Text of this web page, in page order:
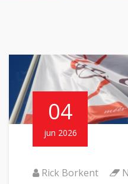
04
jun 2026
Rick Borkent